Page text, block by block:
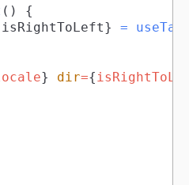
( )
{
isRightToLeft} =
} dir={